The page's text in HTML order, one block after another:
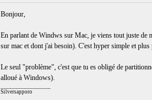
Bonjour,
En parlant de Windws sur Mac, je viens tout juste
sur mac et dont j'ai besoin). C'est hyper simple et
Le seul "problème", c'est que tu es obligé de
alloué à Windows).
Silversapporo